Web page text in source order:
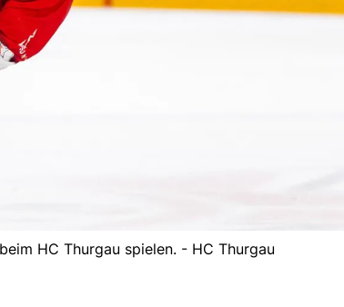
HC Thurgau spielen. - HC Thurgau